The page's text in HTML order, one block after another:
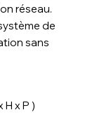
réseau.
de
sans
H x P )